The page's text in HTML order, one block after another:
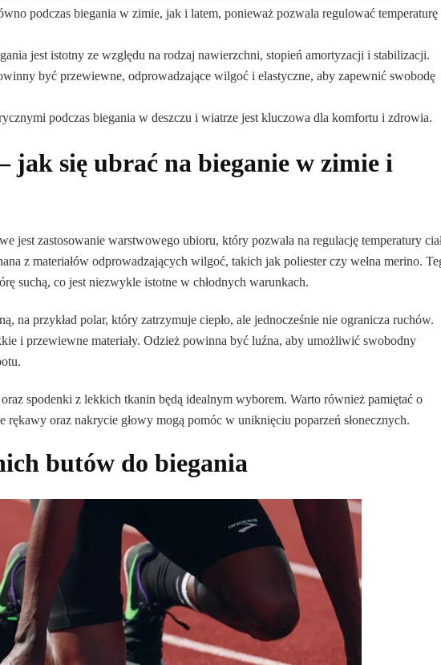
podczas biegania w zimie, jak i latem, ponieważ pozwala regulować temperaturę
jest istotny ze względu na rodzaj nawierzchni, stopień amortyzacji i stabilizacji.
być przewiewne, odprowadzające wilgoć i elastyczne, aby zapewnić swobodę
podczas biegania w deszczu i wiatrze jest kluczowa dla komfortu i zdrowia.
jak się ubrać na bieganie w zimie i
jest zastosowanie warstwowego ubioru, który pozwala na regulację temperatury
z materiałów odprowadzających wilgoć, takich jak poliester czy wełna merino.
suchą, co jest niezwykle istotne w chłodnych warunkach.
na przykład polar, który zatrzymuje ciepło, ale jednocześnie nie ogranicza ruchów.
i przewiewne materiały. Odzież powinna być luźna, aby umożliwić swobodny
spodenki z lekkich tkanin będą idealnym wyborem. Warto również pamiętać o
rękawy oraz nakrycie głowy mogą pomóc w uniknięciu poparzeń słonecznych.
butów do biegania